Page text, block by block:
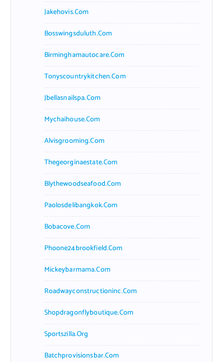
Jakehovis.com
Bosswingsduluth.com
Birminghamautocare.com
Tonyscountrykitchen.com
Jbellasnailspa.com
Mychaihouse.com
Alvisgrooming.com
Thegeorginaestate.com
Blythewoodseafood.com
Paolosdelibangkok.com
Bobacove.com
Phoone24brookfield.com
Mickeybarmama.com
Roadwayconstructioninc.com
Shopdragonflyboutique.com
Sportszilla.org
Batchprovisionsbar.com